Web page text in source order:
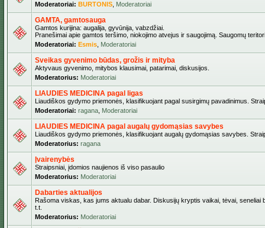
Moderatoriai: BURTONIS Moderatoriai
GAMTA, gamtosauga
Gamtos kurijina: augalija, gyvūnija, vabzdžiai.
Pranešimai apie gamtos teršimo, niokojimo atvejus ir saugojimą. Saugomų
Moderatoriai: Esmis Moderatoriai
Sveikas gyvenimo būdas, grožis ir mityba
Aktyvaus gyvenimo, mitybos klausimai, patarimai, diskusijos.
Moderatorius: Moderatoriai
LIAUDIES MEDICINA pagal ligas
Liaudiškos gydymo priemonės, klasifikuojant pagal susirgimų pavadinimus.
Moderatoriai: ragana Moderatoriai
LIAUDIES MEDICINA pagal augalų gydomąsias savybes
Liaudiškos gydymo priemonės, klasifikuojant augalų gydomąsias savybes.
Moderatorius: ragana
Įvairenybės
Straipsniai, įdomios naujienos iš viso pasaulio
Moderatorius: Moderatoriai
Dabarties aktualijos
Rašoma viskas, kas jums aktualu dabar. Diskusijų kryptis vaikai, tėvai, seneliai
t.t.
Moderatorius: Moderatoriai